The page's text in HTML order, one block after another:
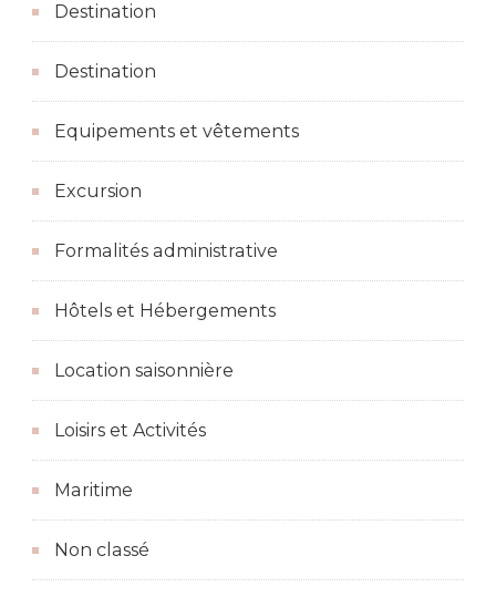
Destination
Destination
Equipements et vêtements
Excursion
Formalités administrative
Hôtels et Hébergements
Location saisonnière
Loisirs et Activités
Maritime
Non classé